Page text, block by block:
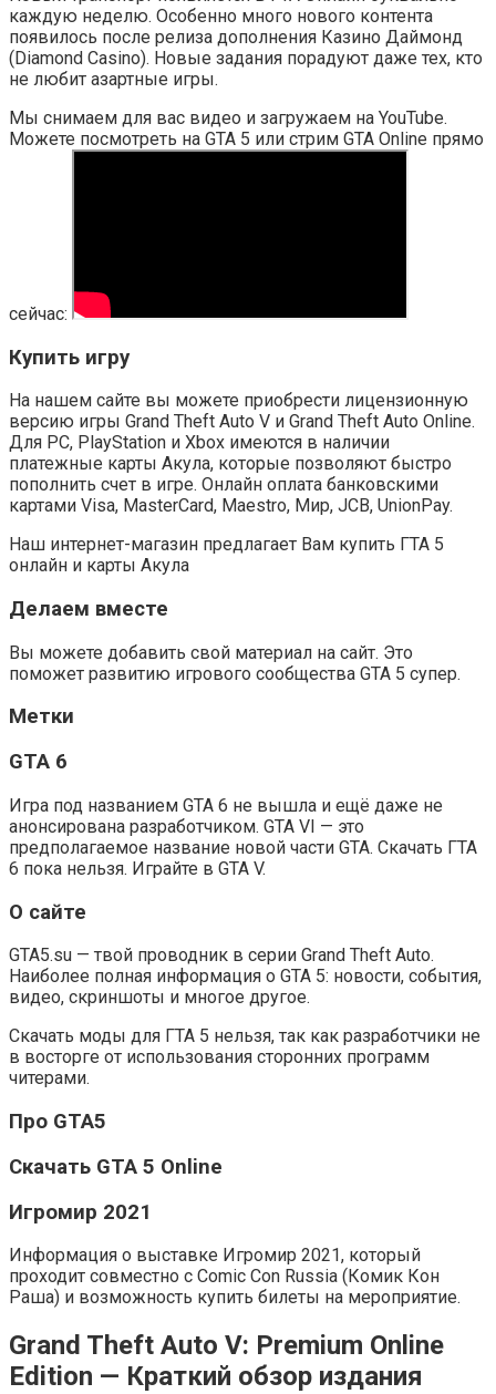
каждую неделю. Особенно много нового контента
появилось после релиза дополнения Казино Даймонд
(Diamond Casino). Новые задания порадуют даже тех, кто
не любит азартные игры.
Мы снимаем для вас видео и загружаем на YouTube.
Можете посмотреть на GTA 5 или стрим GTA Online прямо
сейчас:
Купить игру
На нашем сайте вы можете приобрести лицензионную
версию игры Grand Theft Auto V и Grand Theft Auto Online.
Для PC, PlayStation и Xbox имеются в наличии
платежные карты Акула, которые позволяют быстро
пополнить счет в игре. Онлайн оплата банковскими
картами Visa, MasterCard, Maestro, Мир, JCB, UnionPay.
Наш интернет-магазин предлагает Вам купить ГТА 5
онлайн и карты Акула
Делаем вместе
Вы можете добавить свой материал на сайт. Это
поможет развитию игрового сообщества GTA 5 супер.
Метки
GTA 6
Игра под названием GTA 6 не вышла и ещё даже не
анонсирована разработчиком. GTA VI — это
предполагаемое название новой части GTA. Скачать ГТА
6 пока нельзя. Играйте в GTA V.
О сайте
GTA5.su — твой проводник в серии Grand Theft Auto.
Наиболее полная информация о GTA 5: новости, события,
видео, скриншоты и многое другое.
Скачать моды для ГТА 5 нельзя, так как разработчики не
в восторге от использования сторонних программ
читерами.
Про GTA5
Скачать GTA 5 Online
Игромир 2021
Информация о выставке Игромир 2021, который
проходит совместно с Comic Con Russia (Комик Кон
Раша) и возможность купить билеты на мероприятие.
Grand Theft Auto V: Premium Online
Edition — Краткий обзор издания